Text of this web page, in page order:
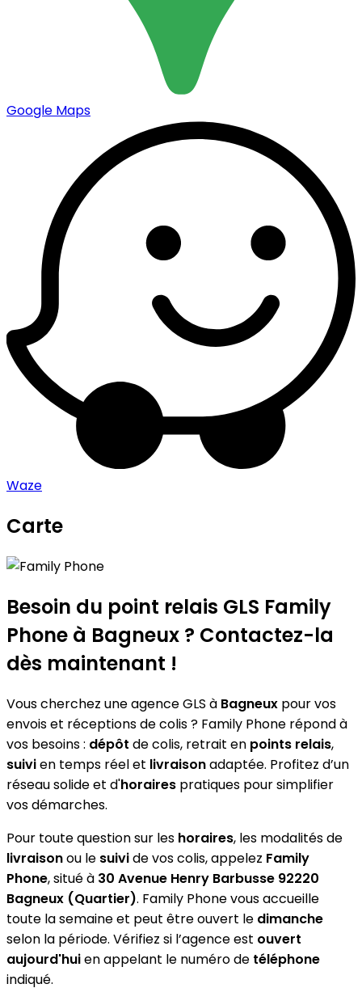
Google Maps
Waze
Carte
+
−
Besoin du point relais GLS Family
Phone à Bagneux ? Contactez-la
dès maintenant !
Vous cherchez une agence GLS à Bagneux pour vos
envois et réceptions de colis ? Family Phone répond à
vos besoins : dépôt de colis, retrait en points relais,
suivien temps réel et livraisonadaptée. Profitez d’un
réseau solide et d'horaires pratiques pour simplifier
vos démarches.
Pour toute question sur les horaires, les modalités de
livraisonou le suivide vos colis, appelez Family
Phone, situé à 30 Avenue Henry Barbusse 92220
Bagneux (Quartier). Family Phone vous accueille
toute la semaine et peut être ouvert le dimanche
selon la période. Vérifiez si l’agence est ouvert
aujourd'huien appelant le numéro de téléphone
indiqué.